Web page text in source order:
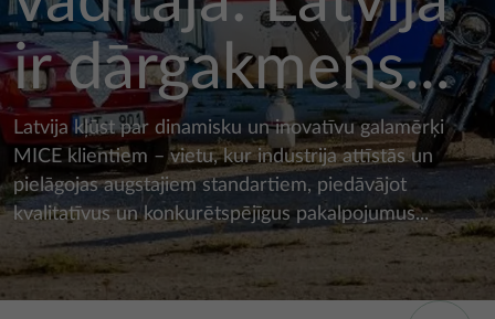
ir dārgakmens...
Latvija kļūst par dinamisku un inovatīvu galamērķi
MICE klientiem – vietu, kur industrija attīstās un
pielāgojas augstajiem standartiem, piedāvājot
kvalitatīvus un konkurētspējīgus pakalpojumus...